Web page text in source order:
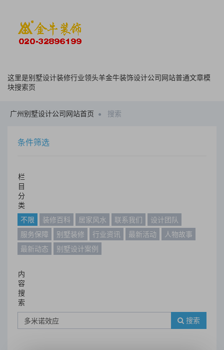
这里是别墅设计装修行业领头羊金牛装饰设计公司网站普通文章模
块搜索页
广州别墅设计公司网站首页 搜索
条件筛选
栏
目
分
类
不限
装修百科 居家风水 联系我们
设计团队
服务保障
别墅装修 行业资讯 最新活动
人物故事
最新动态
别墅设计案例
内
容
搜
索
搜索